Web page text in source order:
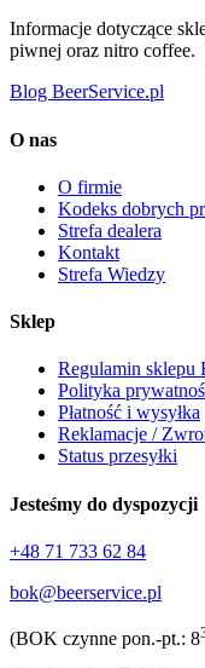
Informacje dotyczące
piwnej oraz nitro coffee.
Blog BeerService.pl
O nas
O firmie
Kodeks dobrych
Strefa dealera
Kontakt
Strefa Wiedzy
Sklep
Regulamin sklepu
Polityka
Płatność i wysyłka
Reklamacje /
Status przesyłki
Jesteśmy do dyspozycji
+48 71 733 62 84
bok@beerservice.pl
(BOK czynne pon.-pt.: 8